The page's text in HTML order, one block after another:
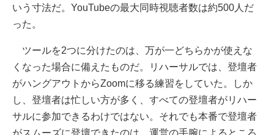
いう寸法だ。YouTubeの最大同時視聴者数は約500人だ
った。
ツールを2つに分けたのは、万が一どちらかが使えな
くなった場合に備えたものだ。リハーサルでは、登壇者
がハングアウトからZoomに移る練習をしていた。しか
し、登壇者は忙しい方が多く、すべての登壇者がリハー
サルに参加できるわけではない。それでも本番で登壇者
がスムーズに登壇できたのは、運営の手腕によるところ